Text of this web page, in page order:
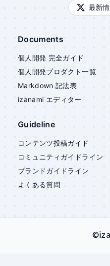
最新
Documents
個人開発 完全ガイド
個人開発プロダクト一覧
Markdown 記法表
izanami エディター
Guideline
コンテンツ投稿ガイド
コミュニティガイドライン
ブランドガイドライン
よくある質問
©